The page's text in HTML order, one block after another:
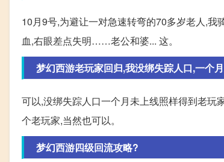
10月9号,为避让一对急速转弯的70多岁老人,
血,右眼差点失明……老公和婆... 这。
梦幻西游老玩家回归,我没绑失踪人口,一个
可以,没绑失踪人口一个月未上线照样得到老玩
个老玩家,当然也可以。
梦幻西游四级回流攻略?